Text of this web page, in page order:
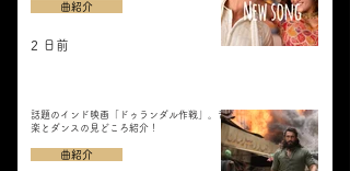
曲紹介
2 日前
話題のインド映画「ドゥランダル作戦」。音
楽とダンスの見どころ紹介！
曲紹介